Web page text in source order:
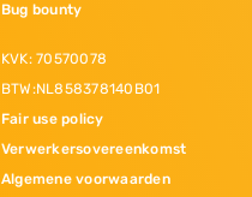
Bug bounty
KVK: 70570078
BTW:NL858378140B01
Fair use policy
Verwerkersovereenkomst
Algemene voorwaarden